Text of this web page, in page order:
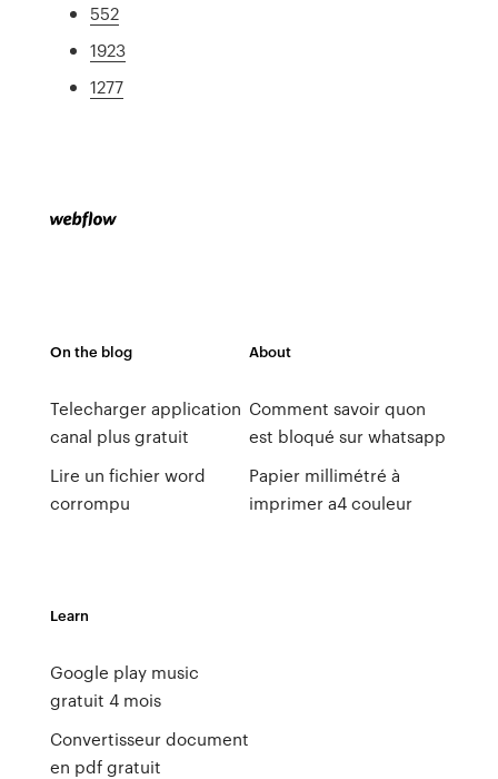
552
1923
1277
On the blog
Telecharger application
canal plus gratuit
Lire un fichier word
corrompu
About
Comment savoir quon
est bloqué sur whatsapp
Papier millimétré à
imprimer a4 couleur
Learn
Google play music
gratuit 4 mois
Convertisseur document
en pdf gratuit